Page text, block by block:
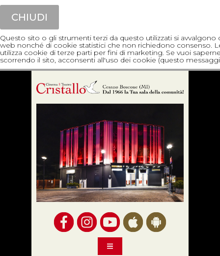
CHIUDI
Questo sito o gli strumenti terzi da questo utilizzati si
web nonché di cookie statistici che non richiedono consenso.
utilizza cookie di terze parti per fini di marketing. Se vuoi
scorrendo il sito, acconsenti all'uso dei cookie (questo